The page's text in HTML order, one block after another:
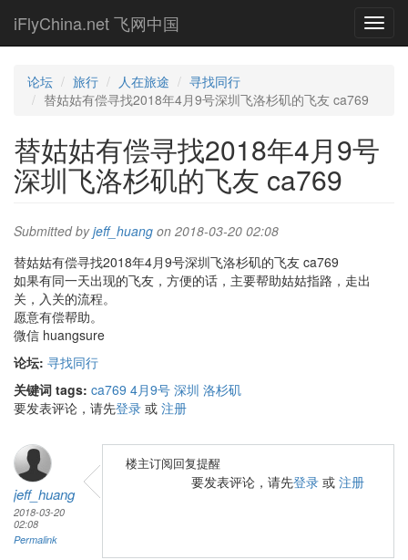
main
iFlyChina.net 飞网中国
论坛 旅行 人在旅途
寻找同行
替姑姑有偿寻找2018年4月9号深圳飞洛杉矶的飞友 ca769
替姑姑有偿寻找2018年4月9号
深圳飞洛杉矶的飞友 ca769
Submitted byjeff_huang on 2018-03-20 02:08
替姑姑有偿寻找2018年4月9号深圳飞洛杉矶的飞友 ca769
如果有同一天出现的飞友，方便的话，主要帮助姑姑指路，走出
关，入关的流程。
愿意有偿帮助。
微信 huangsure
论坛: 寻找同行
关键词 tags: ca769 4月9号 深圳 洛杉矶
要发表评论，请先登录 或 注册
jeff_huang
2018-03-20
02:08
Permalink
楼主订阅回复提醒
要发表评论，请先登录 或 注册